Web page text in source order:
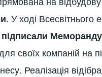
. У ході Всесвітнього
підписали
своїх компаній на
Реалізація